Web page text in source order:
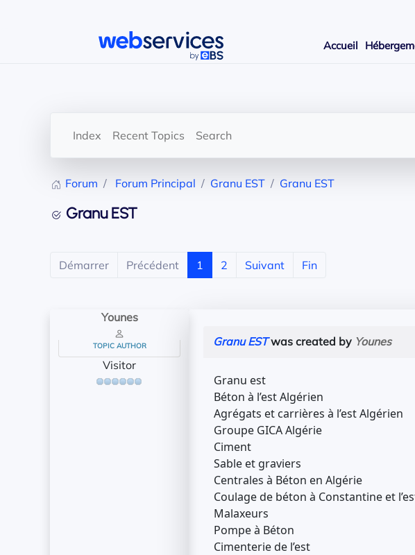
Accéder au contenu principal Accueil
Index Recent Topics Search
Forum Forum Principal Granu EST Granu EST
Granu EST
Démarrer Précédent 1 2 Suivant Fin
Younes
TOPIC AUTHOR
Visitor
Granu ESTwas created by Younes
Granu est
Béton à l’est Algérien
Agrégats et carrières à l’est Algérien
Groupe GICA Algérie
Ciment
Sable et graviers
Centrales à Béton en Algérie
Coulage de béton à Constantine et
Malaxeurs
Pompe à Béton
Cimenterie de l’est